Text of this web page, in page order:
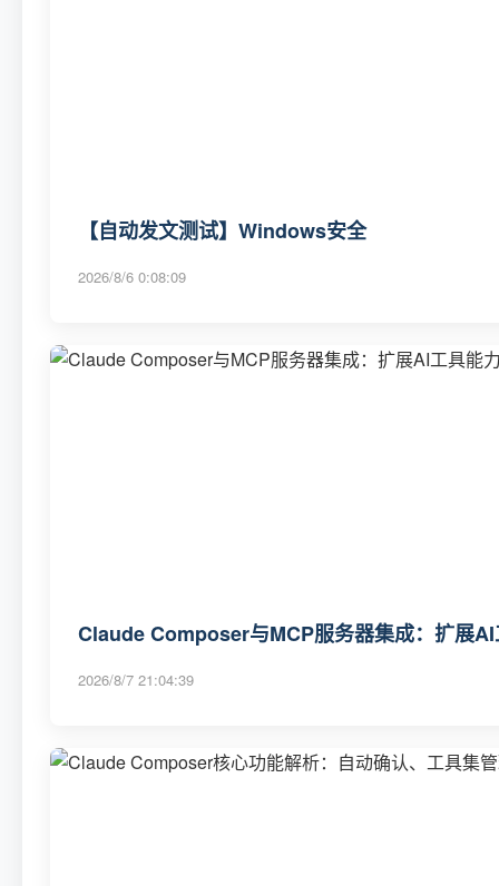
【自动发文测试】Windows安全
2026/8/6 0:08:09
Claude Composer与MCP服务器集成：扩展
2026/8/7 21:04:39